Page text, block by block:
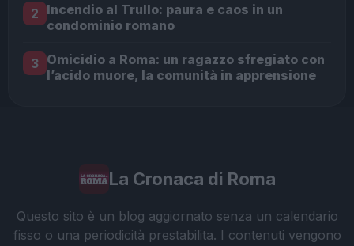
2 Incendio al Trullo: paura e caos in un
condominio romano
3 Omicidio a Roma: un ragazzo sfregiato con
l’acido muore, la comunità in apprensione
La Cronaca di Roma
Questo sito è un blog aggiornato senza un calendario
fisso o una periodicità prestabilita. I contenuti vengono